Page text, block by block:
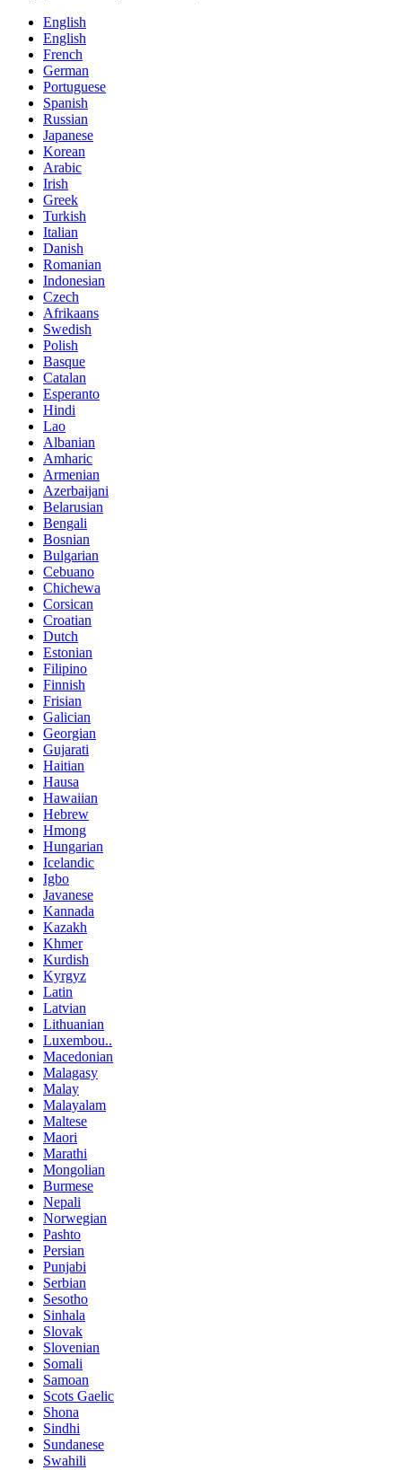
English
English
French
German
Portuguese
Spanish
Russian
Japanese
Korean
Arabic
Irish
Greek
Turkish
Italian
Danish
Romanian
Indonesian
Czech
Afrikaans
Swedish
Polish
Basque
Catalan
Esperanto
Hindi
Lao
Albanian
Amharic
Armenian
Azerbaijani
Belarusian
Bengali
Bosnian
Bulgarian
Cebuano
Chichewa
Corsican
Croatian
Dutch
Estonian
Filipino
Finnish
Frisian
Galician
Georgian
Gujarati
Haitian
Hausa
Hawaiian
Hebrew
Hmong
Hungarian
Icelandic
Igbo
Javanese
Kannada
Kazakh
Khmer
Kurdish
Kyrgyz
Latin
Latvian
Lithuanian
Luxembou..
Macedonian
Malagasy
Malay
Malayalam
Maltese
Maori
Marathi
Mongolian
Burmese
Nepali
Norwegian
Pashto
Persian
Punjabi
Serbian
Sesotho
Sinhala
Slovak
Slovenian
Somali
Samoan
Scots Gaelic
Shona
Sindhi
Sundanese
Swahili